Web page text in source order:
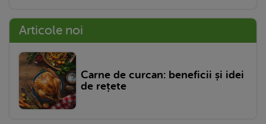
Articole noi
Carne de curcan: beneficii și idei
de rețete